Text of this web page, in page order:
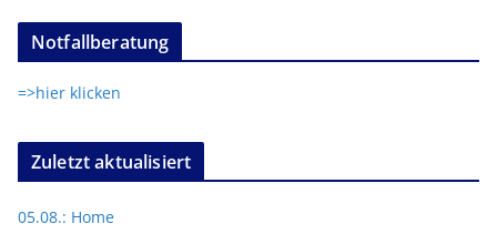
Notfallberatung
=>hier klicken
Zuletzt aktualisiert
05.08.: Home